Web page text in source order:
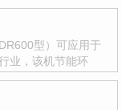
型）可应用于
业，该机节能环
高，并有自动停机